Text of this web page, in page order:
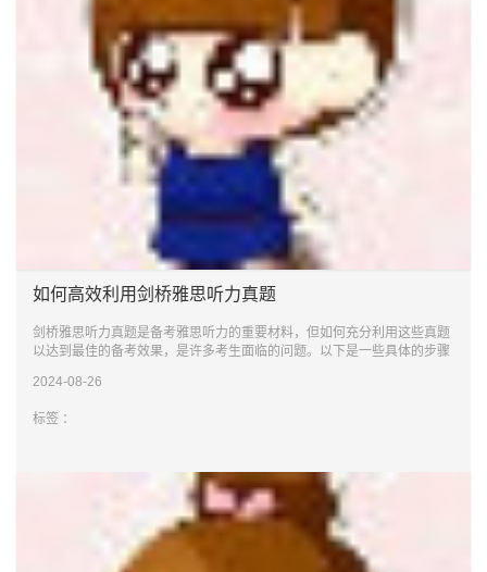
如何高效利用剑桥雅思听力真题
剑桥雅思听力真题是备考雅思听力的重要材料，但如何充分利用这些真题
以达到最佳的备考效果，是许多考生面临的问题。以下是一些具体的步骤
2024-08-26
标签 ：